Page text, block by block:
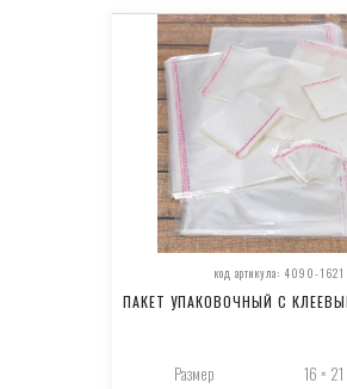
код артикула: 4090-1621
ПАКЕТ УПАКОВОЧНЫЙ С
Размер
16 ×